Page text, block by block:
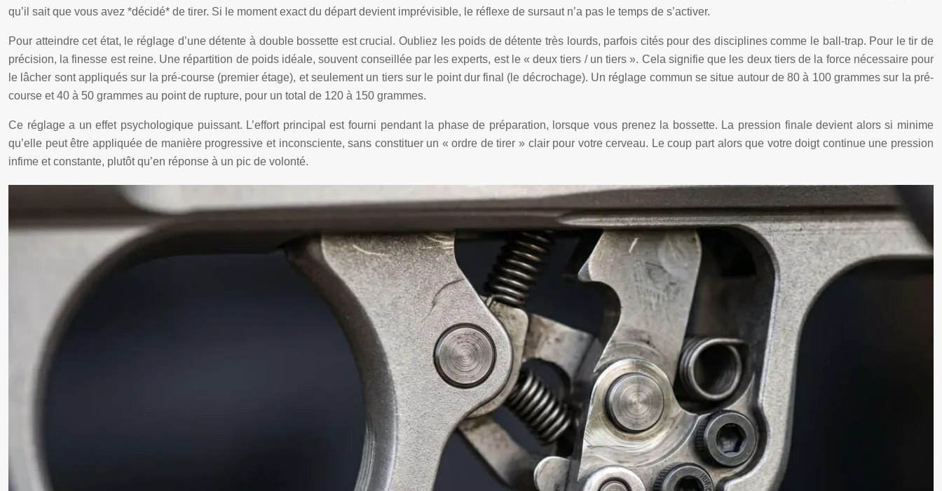
qu’il sait que vous avez *décidé* de tirer. Si le moment exact du départ devient imprévisible, le réflexe de sursaut n’a pas le temps de s’activer.
Pour atteindre cet état, le réglage d’une détente à double bossette est crucial. Oubliez les poids de détente très lourds, parfois cités pour des disciplines comme le ball-trap. Pour le tir de
précision, la finesse est reine. Une répartition de poids idéale, souvent conseillée par les experts, est le « deux tiers / un tiers ». Cela signifie que les deux tiers de la force nécessaire pour
le lâcher sont appliqués sur la pré-course (premier étage), et seulement un tiers sur le point dur final (le décrochage). Un réglage commun se situe autour de 80 à 100 grammes sur la pré-
course et 40 à 50 grammes au point de rupture, pour un total de 120 à 150 grammes.
Ce réglage a un effet psychologique puissant. L’effort principal est fourni pendant la phase de préparation, lorsque vous prenez la bossette. La pression finale devient alors si minime
qu’elle peut être appliquée de manière progressive et inconsciente, sans constituer un « ordre de tirer » clair pour votre cerveau. Le coup part alors que votre doigt continue une pression
infime et constante, plutôt qu’en réponse à un pic de volonté.